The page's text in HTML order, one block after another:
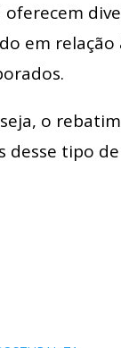
em relação
o
tipo